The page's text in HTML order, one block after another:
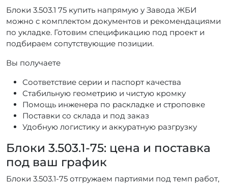
Блоки 3.503.1 75 купить напрямую у Завода ЖБИ
можно с комплектом документов и рекомендациями
по укладке. Готовим спецификацию под проект и
подбираем сопутствующие позиции.
Вы получаете
Соответствие серии и паспорт качества
Стабильную геометрию и чистую кромку
Помощь инженера по раскладке и строповке
Поставки со склада и под заказ
Удобную логистику и аккуратную разгрузку
Блоки 3.503.1-75: цена и поставка
под ваш график
Блоки 3.503.1-75 отгружаем партиями под темп работ,